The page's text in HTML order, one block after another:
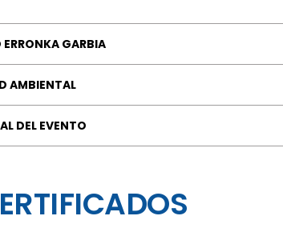
GARBIA
AMBIENTAL
DEL EVENTO